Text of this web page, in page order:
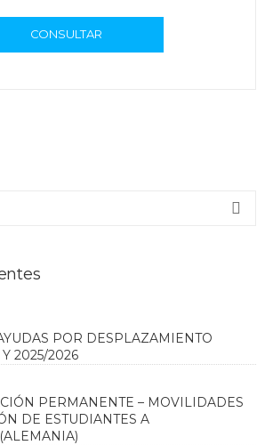
CONSULTAR
POR DESPLAZAMIENTO
2025/2026
PERMANENTE – MOVILIDADES
DE ESTUDIANTES A